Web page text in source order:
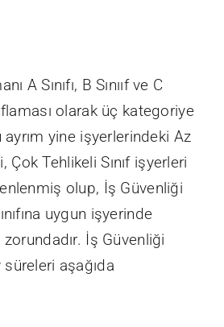
A Sınıfı, B Sınııf ve C
olarak üç kategoriye
ayrım yine işyerlerindeki Az
Çok Tehlikeli Sınıf işyerleri
olup, İş Güvenliği
uygun işyerinde
İş Güvenliği
süreleri aşağıda